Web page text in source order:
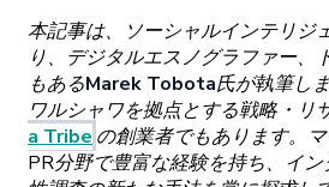
本記事は、 ソーシャルインテリジ
り、 デジタルエスノグラファー、
もあるMarek Tobota氏が執筆し
ワルシャワを拠点とする戦略 ・ リ
a Tribe の創業者でもあります。
PR分野で豊富な経験を持ち、 イン